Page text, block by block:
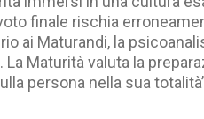
finale rischia
ai Maturandi, la
Maturità valuta la
persona nella sua